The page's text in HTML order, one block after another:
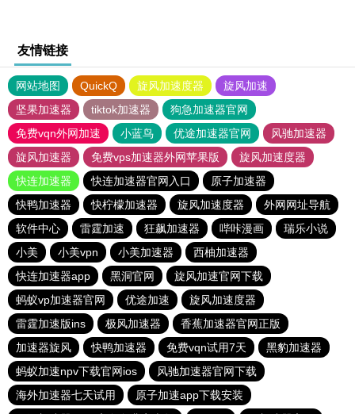
友情链接
网站地图 QuickQ 旋风加速度器
旋风加速
坚果加速器
tiktok加速器
狗急加速器官网
免费vqn外网加速
小蓝鸟 优途加速器官网
风驰加速器
旋风加速器
免费vps加速器外网苹果版
旋风加速度器
快连加速器
快连加速器官网入口
原子加速器
快鸭加速器
快柠檬加速器 旋风加速度器
外网网址导航
软件中心
雷霆加速 狂飙加速器 哔咔漫画
瑞乐小说
小美
小美vpn 小美加速器
西柚加速器
快连加速器app
黑洞官网
旋风加速官网下载
蚂蚁vp加速器官网
优途加速
旋风加速度器
雷霆加速版ins
极风加速器
香蕉加速器官网正版
加速器旋风
快鸭加速器 免费vqn试用7天
黑豹加速器
蚂蚁加速npv下载官网ios
风驰加速器官网下载
海外加速器七天试用
原子加速app下载安装